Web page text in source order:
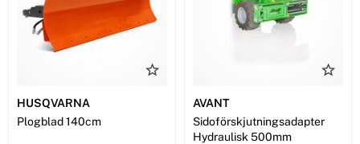
HUSQVARNA
Plogblad 140cm
AVANT
Sidoförskjutningsadapter
Hydraulisk 500mm